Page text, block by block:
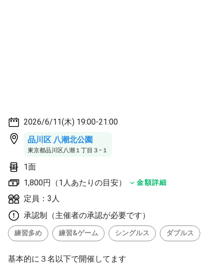
2026/6/11(木) 19:00-21:00
品川区 八潮北公園
東京都品川区八潮１丁目３−１
1面
1,800円（1人あたりの目安）
金額詳細
定員：3人
承認制（主催者の承認が必要です）
練習多め 練習&ゲーム シングルス ダブルス
基本的に３名以下で開催してます